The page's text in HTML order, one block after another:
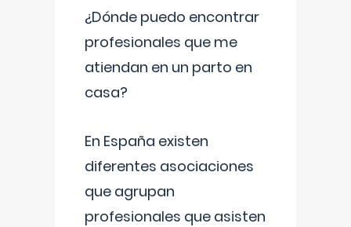
¿Dónde puedo encontrar
profesionales que me
atiendan en un parto en
casa?
En España existen
diferentes asociaciones
que agrupan
profesionales que asisten